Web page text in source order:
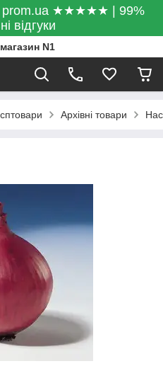
prom.ua ★★★★★ | 99%
відгуки
N1
Архівні товари